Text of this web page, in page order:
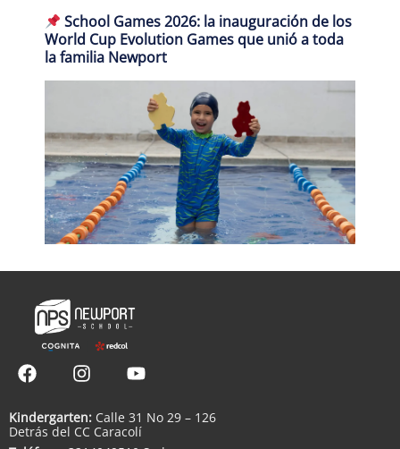
School Games 2026: la inauguración de los
World Cup Evolution Games que unió a toda
la familia Newport
Kindergarten: Calle 31 No 29 – 126
Detrás del CC Caracolí